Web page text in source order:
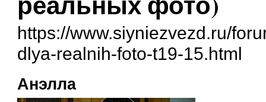
https://www.siyniezvezd.ru/
dlya-realnih-foto-t19-15.html
Анэлла